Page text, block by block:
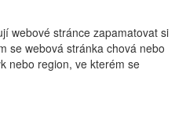
webové stránce zapamatovat si
se webová stránka chová nebo
nebo region, ve kterém se